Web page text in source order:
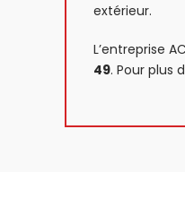
extérieur.
L’entreprise
49. Pour plus